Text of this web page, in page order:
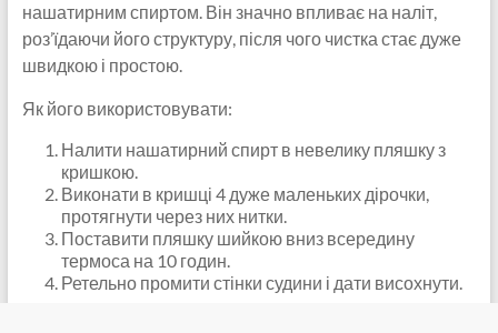
нашатирним спиртом. Він значно впливає на наліт,
роз’їдаючи його структуру, після чого чистка стає дуже
швидкою і простою.
Як його використовувати:
Налити нашатирний спирт в невелику пляшку з
кришкою.
Виконати в кришці 4 дуже маленьких дірочки,
протягнути через них нитки.
Поставити пляшку шийкою вниз всередину
термоса на 10 годин.
Ретельно промити стінки судини і дати висохнути.